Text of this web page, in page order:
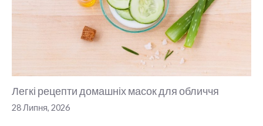
Легкі рецепти домашніх масок для обличчя
28 Липня, 2026